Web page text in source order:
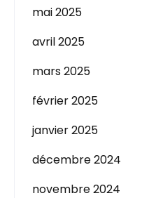
mai 2025
avril 2025
mars 2025
février 2025
janvier 2025
décembre 2024
novembre 2024